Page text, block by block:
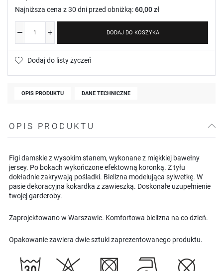
Najniższa cena z 30 dni przed obniżką:60,00 zł
DODAJ DO KOSZYKA
Dodaj do listy życzeń
OPIS PRODUKTU DANE TECHNICZNE
OPIS PRODUKTU
Figi damskie z wysokim stanem, wykonane z miękkiej bawełny
jersey. Po bokach wykończone efektowną koronką. Z tyłu
dokładnie zakrywają pośladki. Bielizna modelująca sylwetkę. W
pasie dekoracyjna kokardka z zawieszką. Doskonałe uzupełnienie
twojej garderoby.
Zaprojektowano w Warszawie. Komfortowa bielizna na co dzień.
Opakowanie zawiera dwie sztuki zaprezentowanego produktu.